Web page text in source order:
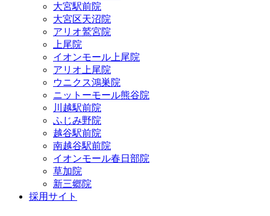
大宮駅前院
大宮区天沼院
アリオ鷲宮院
上尾院
イオンモール上尾院
アリオ上尾院
ウニクス鴻巣院
ニットーモール熊谷院
川越駅前院
ふじみ野院
越谷駅前院
南越谷駅前院
イオンモール春日部院
草加院
新三郷院
採用サイト